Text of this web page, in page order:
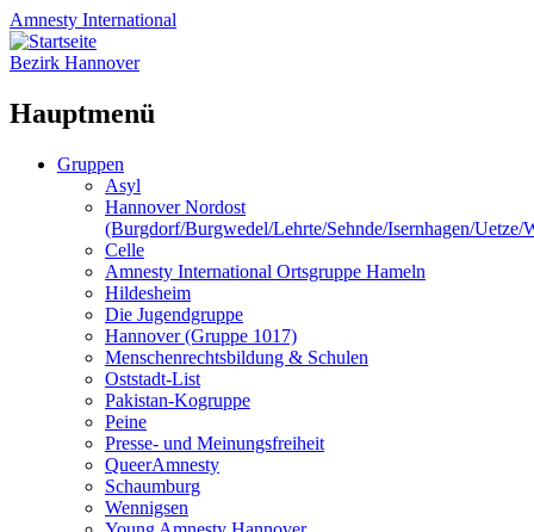
Amnesty International
Bezirk Hannover
Hauptmenü
Zum
Gruppen
Asyl
Hannover Nordost
(Burgdorf/Burgwedel/Lehrte/Sehnde/Isernhagen/Uetze/
Celle
Amnesty International Ortsgruppe Hameln
Hildesheim
Die Jugendgruppe
Hannover (Gruppe 1017)
Menschenrechtsbildung & Schulen
Oststadt-List
Pakistan-Kogruppe
Peine
Presse- und Meinungsfreiheit
QueerAmnesty
Schaumburg
Wennigsen